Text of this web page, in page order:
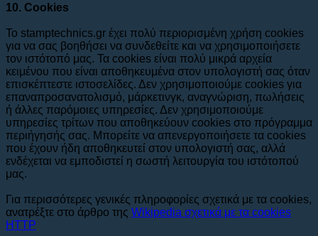
10. Cookies
Το stamptechnics.gr έχει πολύ περιορισμένη χρήση cookies
για να σας βοηθήσει να συνδεθείτε και να χρησιμοποιήσετε
τον ιστότοπό μας. Τα cookies είναι πολύ μικρά αρχεία
κειμένου που είναι αποθηκευμένα στον υπολογιστή σας όταν
επισκέπτεστε ιστοσελίδες. Δεν χρησιμοποιούμε cookies για
επαναπροσανατολισμό, μάρκετινγκ, αναγνώριση, πωλήσεις
ή άλλες παρόμοιες υπηρεσίες. Δεν χρησιμοποιούμε
υπηρεσίες τρίτων που αποθηκεύουν cookies στο πρόγραμμα
περιήγησής σας. Μπορείτε να απενεργοποιήσετε τα cookies
που έχουν ήδη αποθηκευτεί στον υπολογιστή σας, αλλά
ενδέχεται να εμποδιστεί η σωστή λειτουργία του ιστότοπού
μας.
Για περισσότερες γενικές πληροφορίες σχετικά με τα cookies,
ανατρέξτε στο άρθρο της Wikipedia σχετικά με τα cookies
HTTP